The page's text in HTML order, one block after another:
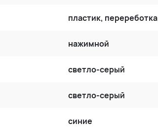
пластик, перереботка
нажимной
светло-серый
светло-серый
синие